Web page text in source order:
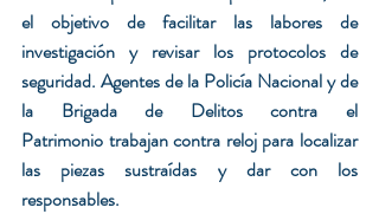
el objetivo de facilitar las labores de
investigación y revisar los protocolos de
seguridad. Agentes de la Policía Nacional y de
la Brigada de Delitos contra el
Patrimonio trabajan contra reloj para localizar
las piezas sustraídas y dar con los
responsables.